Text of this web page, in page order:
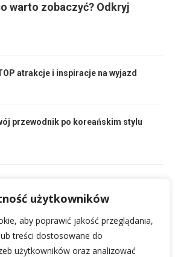
użytkowników
aby poprawić jakość przeglądania,
treści dostosowane do
użytkowników oraz analizować
warto zobaczyć? Odkryj
atrakcje i inspiracje na wyjazd
przewodnik po koreańskim stylu
Fakty i opinie podróżników